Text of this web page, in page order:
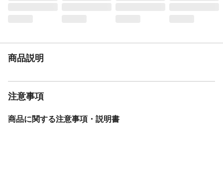
商品説明
注意事項
商品に関する注意事項・説明書